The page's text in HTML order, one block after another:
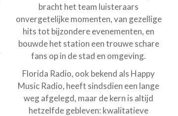
bracht het team luisteraars
onvergetelijke momenten, van gezellige
hits tot bijzondere evenementen, en
bouwde het station een trouwe schare
fans op in de stad en omgeving.
Florida Radio, ook bekend als Happy
Music Radio, heeft sindsdien een lange
weg afgelegd, maar de kern is altijd
hetzelfde gebleven: kwalitatieve